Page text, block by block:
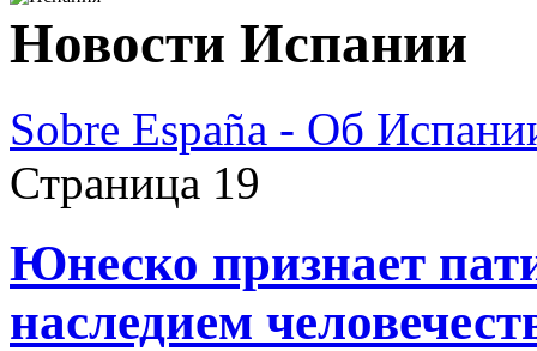
Новости Испании
Sobre España - Об
Страница 19
Юнеско признает
наследием